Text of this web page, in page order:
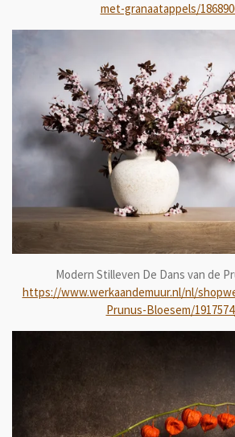
met-granaatappels/
Modern Stilleven De Dans van de
https://www.werkaandemuur.nl/nl/
Prunus-Bloesem/